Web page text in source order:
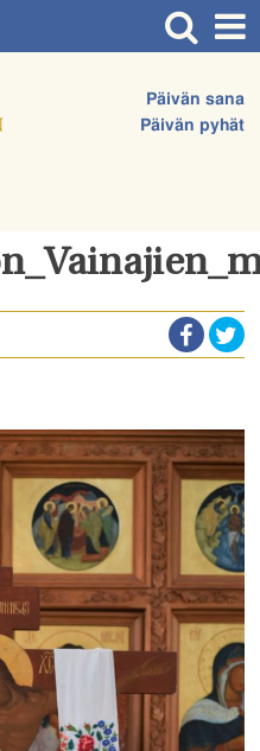
Päivän sana
Päivän pyhät